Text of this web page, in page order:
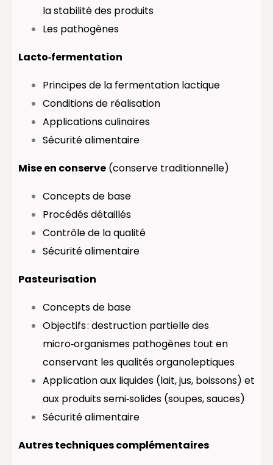
la stabilité des produits
Les pathogènes
Lacto‑fermentation
Principes de la fermentation lactique
Conditions de réalisation
Applications culinaires
Sécurité alimentaire
Mise en conserve (conserve traditionnelle)
Concepts de base
Procédés détaillés
Contrôle de la qualité
Sécurité alimentaire
Pasteurisation
Concepts de base
Objectifs : destruction partielle des
micro‑organismes pathogènes tout en
conservant les qualités organoleptiques
Application aux liquides (lait, jus, boissons) et
aux produits semi‑solides (soupes, sauces)
Sécurité alimentaire
Autres techniques complémentaires